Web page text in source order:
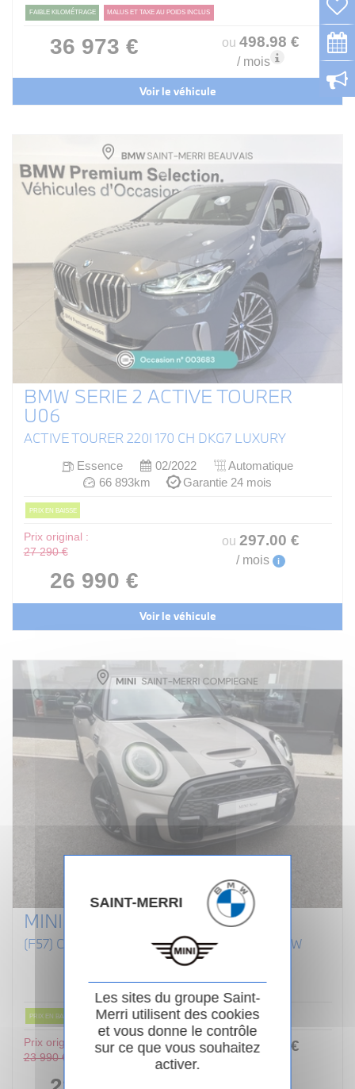
FAIBLE KILOMÉTRAGE MALUS ET TAXE AU POIDS INCLUS
36 973 € ou 498.98 €
/ mois
Voir le véhicule
BMW SERIE 2 ACTIVE TOURER
U06
ACTIVE TOURER 220I 170 CH DKG7 LUXURY
Essence 02/2022
Automatique
66 893km
Garantie 24 mois
PRIX EN BAISSE
Prix original :
27 290 €
26 990 €
ou 297.00 €
/ mois i
Voir le véhicule
MINI CABRIOLET F57 LCI II
(F57) COOPER S 192 CABRIOLET FINITION JCW
PRIX EN BAISSE
Prix original :
23 990 €
ou253 €
SAINT-MERRI
Les sites du groupe Saint-
Merri utilisent des cookies
et vous donne le contrôle
sur ce que vous souhaitez
activer.